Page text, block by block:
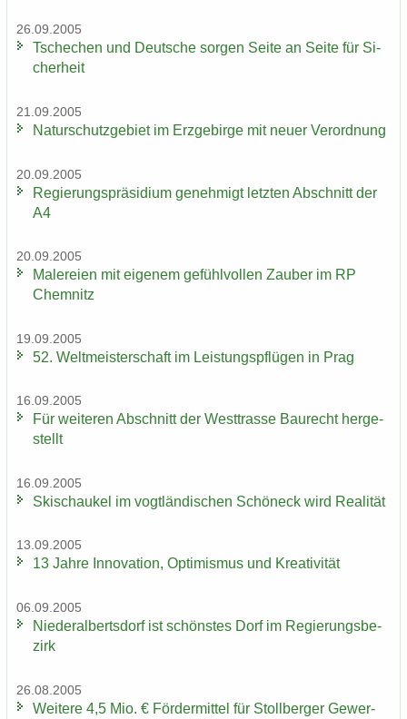
26.09.2005
Tsche­chen und Deut­sche sor­gen Seite an Seite für Si­
cher­heit
21.09.2005
Na­tur­schutz­ge­biet im Erz­ge­bir­ge mit neuer Ver­ord­nung
20.09.2005
Re­gie­rungs­prä­si­di­um ge­neh­migt letz­ten Ab­schnitt der
A4
20.09.2005
Ma­le­rei­en mit ei­ge­nem ge­fühl­vol­len Zau­ber im RP
Chem­nitz
19.09.2005
52. Welt­meis­ter­schaft im Leis­tungs­pflü­gen in Prag
16.09.2005
Für wei­te­ren Ab­schnitt der West­tras­se Bau­recht her­ge­
stellt
16.09.2005
Ski­schau­kel im vogt­län­di­schen Schöneck wird Rea­li­tät
13.09.2005
13 Jahre In­no­va­ti­on, Op­ti­mis­mus und Krea­ti­vi­tät
06.09.2005
Nie­der­al­berts­dorf ist schöns­tes Dorf im Re­gie­rungs­be­
zirk
26.08.2005
Wei­te­re 4,5 Mio. € För­der­mit­tel für Stoll­ber­ger Ge­wer­